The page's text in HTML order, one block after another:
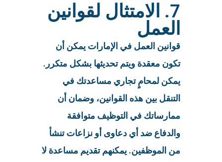
7. الامتثال لقوانين
العمل
قوانين العمل في الإمارات يمكن أن
تكون معقدة ويتم تحديثها بشكل متكرر.
يمكن لمحامٍ تجاري مساعدتك في
التنقل بين هذه القوانين، وضمان أن
ممارساتك في التوظيف متوافقة
والدفاع ضد أي دعاوى أو نزاعات تنشأ
من الموظفين. يمكنهم تقديم مساعدة لا